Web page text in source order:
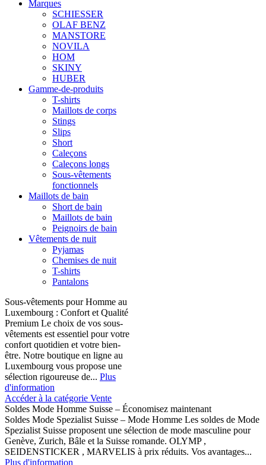
Marques
SCHIESSER
OLAF BENZ
MANSTORE
NOVILA
HOM
SKINY
HUBER
Gamme-de-produits
T-shirts
Maillots de corps
Stings
Slips
Short
Caleçons
Caleçons longs
Sous-vêtements
fonctionnels
Maillots de bain
Short de bain
Maillots de bain
Peignoirs de bain
Vêtements de nuit
Pyjamas
Chemises de nuit
T-shirts
Pantalons
Sous-vêtements pour Homme au
Luxembourg : Confort et Qualité
Premium Le choix de vos sous-
vêtements est essentiel pour votre
confort quotidien et votre bien-
être. Notre boutique en ligne au
Luxembourg vous propose une
sélection rigoureuse de... Plus
d'information
Accéder à la catégorie Vente
Soldes Mode Homme Suisse – Économisez maintenant
Soldes Mode Spezialist Suisse – Mode Homme Les soldes de Mode
Spezialist Suisse proposent une sélection de mode masculine pour
Genève, Zurich, Bâle et la Suisse romande. OLYMP ,
SEIDENSTICKER , MARVELIS à prix réduits. Vos avantages...
Plus d'information